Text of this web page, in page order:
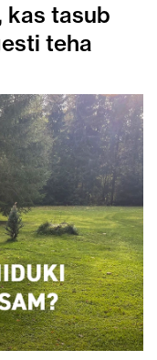
kas tasub
teha